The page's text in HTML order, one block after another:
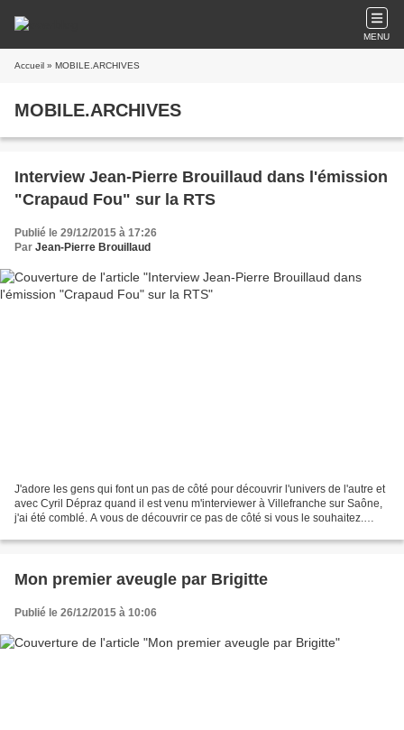
MENU
Accueil » MOBILE.ARCHIVES
MOBILE.ARCHIVES
Interview Jean-Pierre Brouillaud dans l'émission
"Crapaud Fou" sur la RTS
Publié le 29/12/2015 à 17:26
Par Jean-Pierre Brouillaud
J'adore les gens qui font un pas de côté pour découvrir l'univers de l'autre et
avec Cyril Dépraz quand il est venu m'interviewer à Villefranche sur Saône,
j'ai été comblé. A vous de découvrir ce pas de côté si vous le souhaitez.
Mon premier aveugle par Brigitte
Publié le 26/12/2015 à 10:06